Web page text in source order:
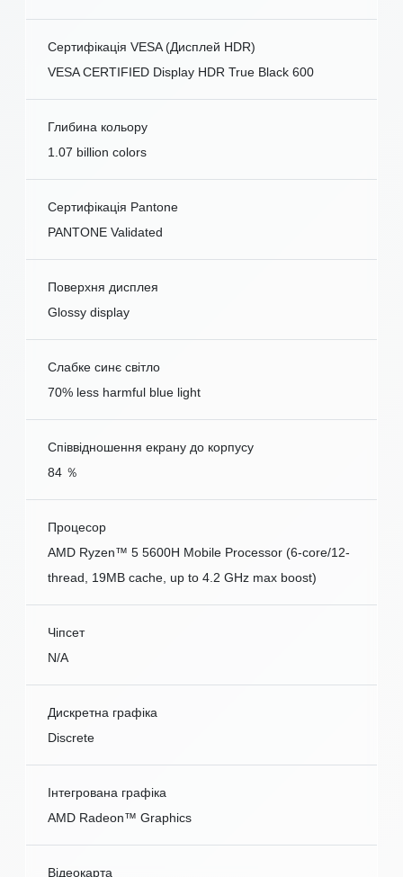
Сертифікація VESA (Дисплей HDR)
VESA CERTIFIED Display HDR True Black 600
Глибина кольору
1.07 billion colors
Сертифікація Pantone
PANTONE Validated
Поверхня дисплея
Glossy display
Слабке синє світло
70% less harmful blue light
Співвідношення екрану до корпусу
84 ％
Процесор
AMD Ryzen™ 5 5600H Mobile Processor (6-core/12-
thread, 19MB cache, up to 4.2 GHz max boost)
Чіпсет
N/A
Дискретна графіка
Discrete
Інтегрована графіка
AMD Radeon™ Graphics
Відеокарта